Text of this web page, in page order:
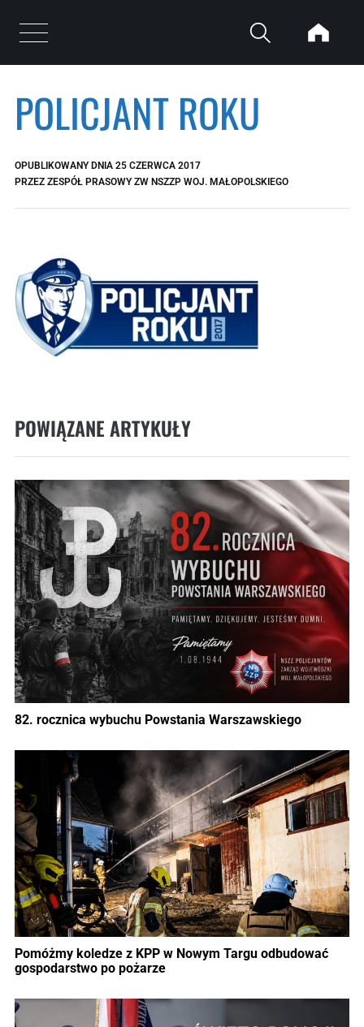
Otwórz menu
POLICJANT ROKU
OPUBLIKOWANY DNIA 25 CZERWCA 2017
PRZEZ ZESPÓŁ PRASOWY ZW NSZZP WOJ. MAŁOPOLSKIEGO
POWIĄZANE ARTYKUŁY
82. rocznica wybuchu Powstania Warszawskiego
Pomóżmy koledze z KPP w Nowym Targu odbudować
gospodarstwo po pożarze